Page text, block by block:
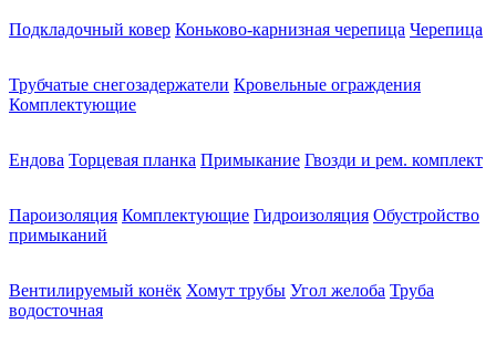
Подкладочный ковер Коньково-карнизная черепица Черепица
Трубчатые снегозадержатели Кровельные ограждения
Комплектующие
Ендова Торцевая планка Примыкание Гвозди и рем. комплект
Пароизоляция Комплектующие Гидроизоляция Обустройство
примыканий
Вентилируемый конёк Хомут трубы Угол желоба Труба
водосточная